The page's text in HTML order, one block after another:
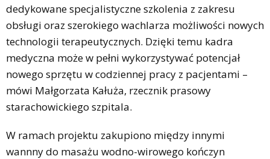
dedykowane specjalistyczne szkolenia z zakresu
obsługi oraz szerokiego wachlarza możliwości nowych
technologii terapeutycznych. Dzięki temu kadra
medyczna może w pełni wykorzystywać potencjał
nowego sprzętu w codziennej pracy z pacjentami –
mówi Małgorzata Kałuża, rzecznik prasowy
starachowickiego szpitala.
W ramach projektu zakupiono między innymi
wannny do masażu wodno-wirowego kończyn